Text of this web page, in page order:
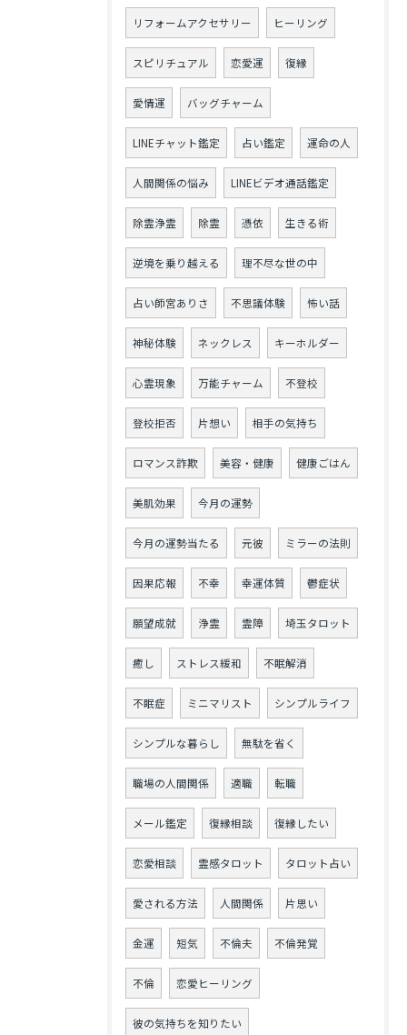
リフォームアクセサリー ヒーリング
スピリチュアル 恋愛運 復縁
愛情運 バッグチャーム
LINEチャット鑑定 占い鑑定 運命の人
人間関係の悩み LINEビデオ通話鑑定
除霊浄霊 除霊 憑依 生きる術
逆境を乗り越える 理不尽な世の中
占い師宮ありさ 不思議体験 怖い話
神秘体験 ネックレス キーホルダー
心霊現象 万能チャーム 不登校
登校拒否 片想い 相手の気持ち
ロマンス詐欺 美容・健康 健康ごはん
美肌効果 今月の運勢
今月の運勢当たる 元彼 ミラーの法則
因果応報 不幸 幸運体質 鬱症状
願望成就 浄霊 霊障 埼玉タロット
癒し ストレス緩和 不眠解消
不眠症 ミニマリスト シンプルライフ
シンプルな暮らし 無駄を省く
職場の人間関係 適職 転職
メール鑑定 復縁相談 復縁したい
恋愛相談 霊感タロット タロット占い
愛される方法 人間関係 片思い
金運 短気 不倫夫 不倫発覚
不倫 恋愛ヒーリング
彼の気持ちを知りたい